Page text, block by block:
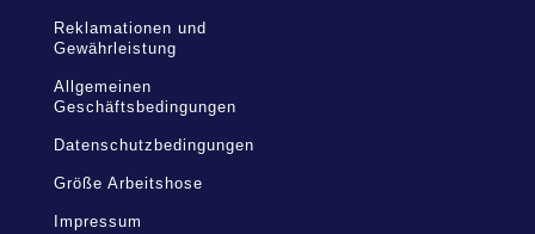
Reklamationen und
Gewährleistung
Allgemeinen
Geschäftsbedingungen
Datenschutzbedingungen
Größe Arbeitshose
Impressum